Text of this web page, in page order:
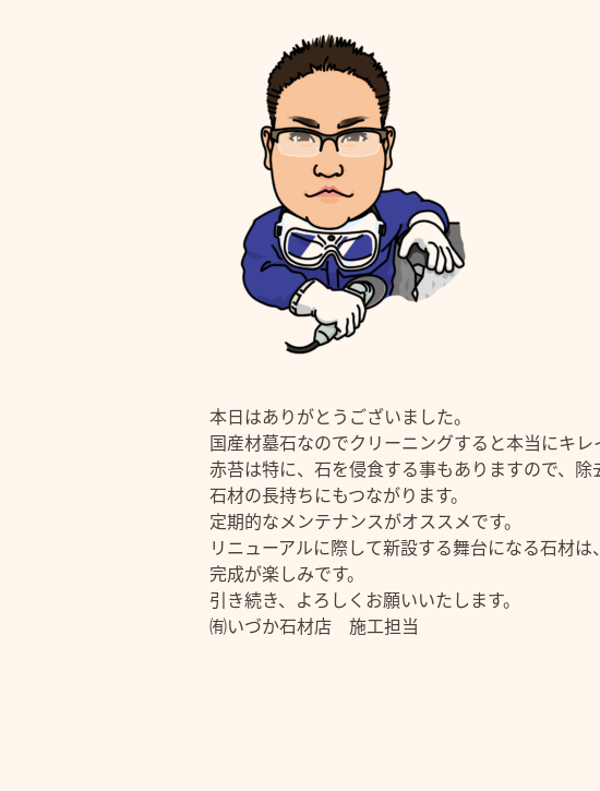
本日はありがとうございました。
国産材墓石なのでクリーニングすると本当にキレ
赤苔は特に、石を侵食する事もありますので、除
石材の長持ちにもつながります。
定期的なメンテナンスがオススメです。
リニューアルに際して新設する舞台になる石材
完成が楽しみです。
引き続き、よろしくお願いいたします。
㈲いづか石材店 施工担当